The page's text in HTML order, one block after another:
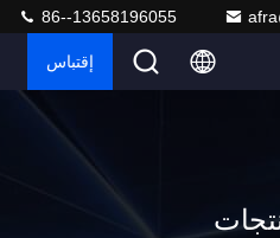
86--13658196055
إقتباس